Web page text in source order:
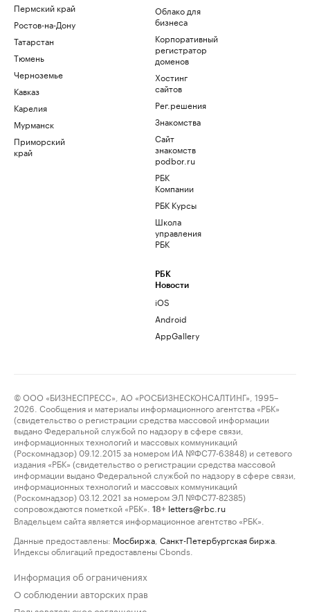
Пермский край
Ростов-на-Дону
Татарстан
Тюмень
Черноземье
Кавказ
Карелия
Мурманск
Приморский
край
Облако для
бизнеса
Корпоративный
регистратор
доменов
Хостинг
сайтов
Рег.решения
Знакомства
Сайт
знакомств
podbor.ru
РБК
Компании
РБК Курсы
Школа
управления
РБК
РБК
Новости
iOS
Android
AppGallery
© ООО «БИЗНЕСПРЕСС», АО «РОСБИЗНЕСКОНСАЛТИНГ», 1995–
2026. Сообщения и материалы информационного агентства «РБК»
(свидетельство о регистрации средства массовой информации
выдано Федеральной службой по надзору в сфере связи,
информационных технологий и массовых коммуникаций
(Роскомнадзор) 09.12.2015 за номером ИА №ФС77-63848) и сетевого
издания «РБК» (свидетельство о регистрации средства массовой
информации выдано Федеральной службой по надзору в сфере связи,
информационных технологий и массовых коммуникаций
(Роскомнадзор) 03.12.2021 за номером ЭЛ №ФС77-82385)
сопровождаются пометкой «РБК».
18+ letters@rbc.ru
Владельцем сайта является информационное агентство «РБК».
Данные предоставлены: Мосбиржа Санкт-Петербургская биржа
Индексы облигаций предоставлены Cbonds.
Информация об ограничениях
О соблюдении авторских прав